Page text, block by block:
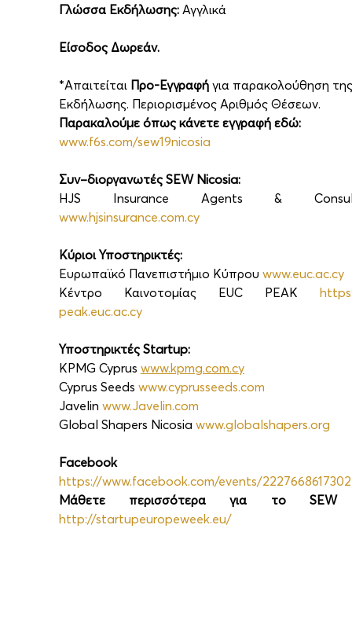
Γλώσσα Εκδήλωσης: Αγγλικά
Είσοδος Δωρεάν.
*Απαιτείται Προ-Εγγραφή για παρακολούθηση
Εκδήλωσης. Περιορισμένος Αριθμός Θέσεων.
Παρακαλούμε όπως κάνετε εγγραφή εδώ:
www.f6s.com/sew19nicosia
Συν–διοργανωτές SEW Nicosia:
www.hjsinsurance.com.cy
Κύριοι Υποστηρικτές:
Ευρωπαϊκό Πανεπιστήμιο Κύπρου www.euc.ac.cy
Κέντρο Καινοτομίας EUC PEAK
peak.euc.ac.cy
Υποστηρικτές Startup:
KPMG Cyprus www.kpmg.com.cy
Cyprus Seeds www.cyprusseeds.com
Javelin www.Javelin.com
Global Shapers Nicosia www.globalshapers.org
https://www.facebook.com/events/
Μάθετε περισσότερα για το SEW
http://startupeuropeweek.eu/